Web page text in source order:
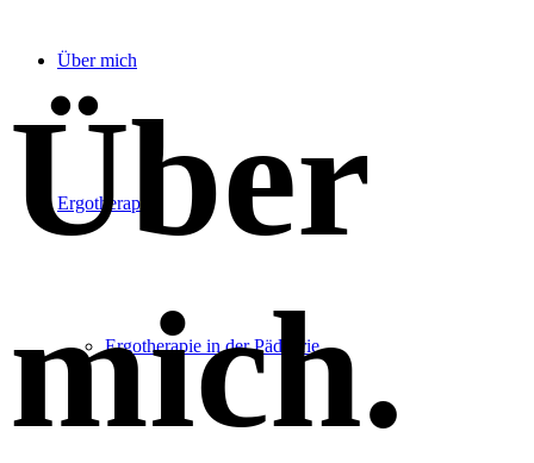
Über mich
Ergotherapie
Ergotherapie in der Pädiatrie
Über
mich.